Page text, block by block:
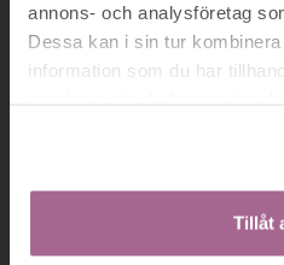
annons- och analysföretag
Dessa kan i sin tur
information som du har
Tillåt
Läs